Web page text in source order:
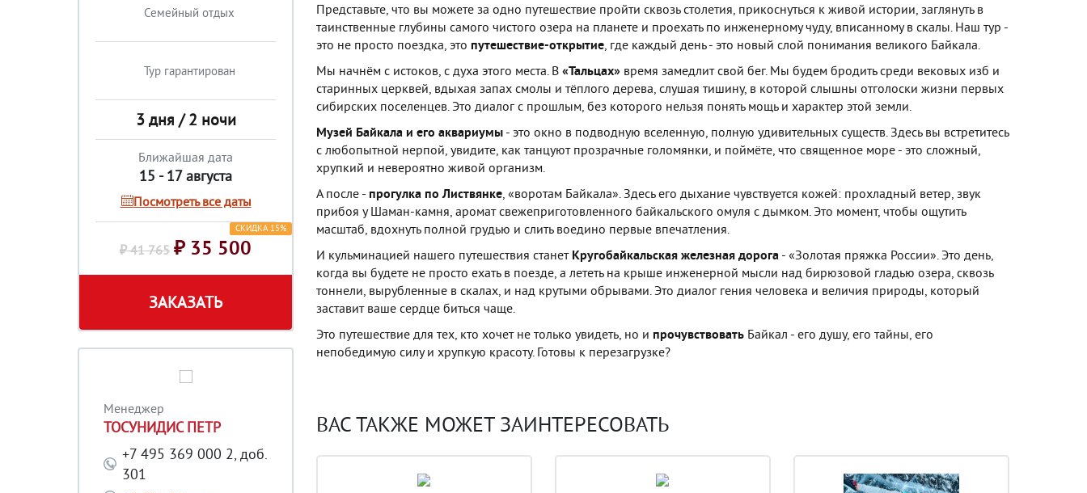
Семейный отдых
Тур гарантирован
3 дня / 2 ночи
Ближайшая дата
15 - 17 августа
Посмотреть все даты
СКИДКА 15%
₽ 41 765 ₽ 35 500
ЗАКАЗАТЬ
Менеджер
ТОСУНИДИС ПЕТР
+7 495 369 000 2, доб.
301
Представьте, что вы можете за одно путешествие пройти сквозь столетия, прикоснуться к живой истории, заглянуть в
таинственные глубины самого чистого озера на планете и проехать по инженерному чуду, вписанному в скалы. Наш тур -
это не просто поездка, это путешествие-открытие, где каждый день - это новый слой понимания великого Байкала.
Мы начнём с истоков, с духа этого места. В «Тальцах» время замедлит свой бег. Мы будем бродить среди вековых изб и
старинных церквей, вдыхая запах смолы и тёплого дерева, слушая тишину, в которой слышны отголоски жизни первых
сибирских поселенцев. Это диалог с прошлым, без которого нельзя понять мощь и характер этой земли.
Музей Байкала и его аквариумы - это окно в подводную вселенную, полную удивительных существ. Здесь вы встретитесь
с любопытной нерпой, увидите, как танцуют прозрачные голомянки, и поймёте, что священное море - это сложный,
хрупкий и невероятно живой организм.
А после - прогулка по Листвянке, «воротам Байкала». Здесь его дыхание чувствуется кожей: прохладный ветер, звук
прибоя у Шаман-камня, аромат свежеприготовленного байкальского омуля с дымком. Это момент, чтобы ощутить
масштаб, вдохнуть полной грудью и слить воедино первые впечатления.
И кульминацией нашего путешествия станет Кругобайкальская железная дорога - «Золотая пряжка России». Это день,
когда вы будете не просто ехать в поезде, а лететь на крыше инженерной мысли над бирюзовой гладью озера, сквозь
тоннели, вырубленные в скалах, и над крутыми обрывами. Это диалог гения человека и величия природы, который
заставит ваше сердце биться чаще.
Это путешествие для тех, кто хочет не только увидеть, но и прочувствовать Байкал - его душу, его тайны, его
непобедимую силу и хрупкую красоту. Готовы к перезагрузке?
ВАС ТАКЖЕ МОЖЕТ ЗАИНТЕРЕСОВАТЬ